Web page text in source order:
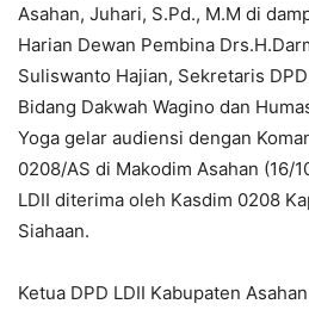
Asahan, Juhari, S.Pd., M.M di
Harian Dewan Pembina
Suliswanto Hajian, Sekretaris
Bidang Dakwah Wagino dan
Yoga gelar audiensi dengan
0208/AS di Makodim Asahan (16/
LDII diterima oleh Kasdim 0208
Siahaan.
Ketua DPD LDII Kabupaten